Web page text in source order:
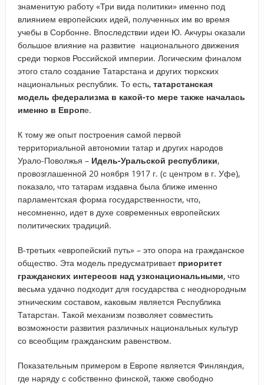
знаменитую работу «Три вида политики» именно под
влиянием европейских идей, полученных им во время
учебы в Сорбонне. Впоследствии идеи Ю. Акчуры оказали
большое влияние на развитие национального движения
среди тюрков Российской империи. Логическим финалом
этого стало создание Татарстана и других тюркских
национальных республик. То есть, татарстанская
модель федерализма в какой-то мере также началась
именно в Европе.
К тому же опыт построения самой первой
территориальной автономии татар и других народов
Урало-Поволжья – Идель-Уральской республики,
провозглашенной 20 ноября 1917 г. (с центром в г. Уфе),
показало, что татарам издавна была ближе именно
парламентская форма государственности, что,
несомненно, идет в духе современных европейских
политических традиций.
В-третьих «европейский путь» – это опора на гражданское
общество. Эта модель предусматривает приоритет
гражданских интересов над узконациональными, что
весьма удачно подходит для государства с неоднородным
этническим составом, каковым является Республика
Татарстан. Такой механизм позволяет совместить
возможности развития различных национальных культур
со всеобщим гражданским равенством.
Показательным примером в Европе является Финляндия,
где наряду с собственно финской, также свободно